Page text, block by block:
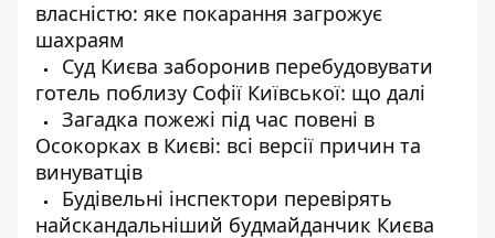
власністю: яке покарання загрожує
шахраям
Суд Києва заборонив перебудовувати
готель поблизу Софії Київської: що далі
Загадка пожежі під час повені в
Осокорках в Києві: всі версії причин та
винуватців
Будівельні інспектори перевірять
найскандальніший будмайданчик Києва